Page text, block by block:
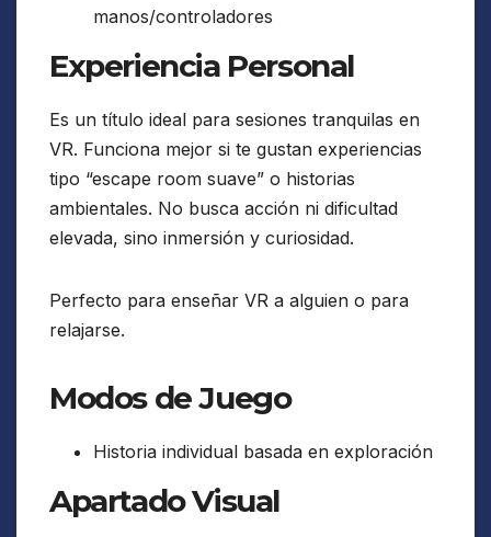
manos/controladores
Experiencia Personal
Es un título ideal para sesiones tranquilas en
VR. Funciona mejor si te gustan experiencias
tipo “escape room suave” o historias
ambientales. No busca acción ni dificultad
elevada, sino inmersión y curiosidad.
Perfecto para enseñar VR a alguien o para
relajarse.
Modos de Juego
Historia individual basada en exploración
Apartado Visual